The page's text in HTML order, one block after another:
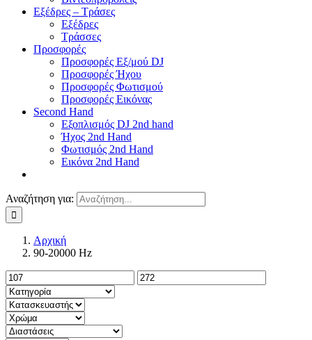
Εξέδρες – Τράσες
Εξέδρες
Τράσσες
Προσφορές
Προσφορές Εξ/μού DJ
Προσφορές Ήχου
Προσφορές Φωτισμού
Προσφορές Εικόνας
Second Hand
Εξοπλισμός DJ 2nd hand
Ήχος 2nd Hand
Φωτισμός 2nd Hand
Εικόνα 2nd Hand
Αναζήτηση για:
Αρχική
90-20000 Hz